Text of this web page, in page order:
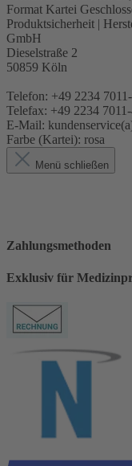
Format Kartei
Produktsicherheit |
GmbH
Dieselstraße 2
50859 Köln
Telefon: +49 2234
Telefax: +49 2234
E-Mail:
Farbe (Kartei): rosa
Menü schließen
Zahlungsmethoden
Exklusiv für